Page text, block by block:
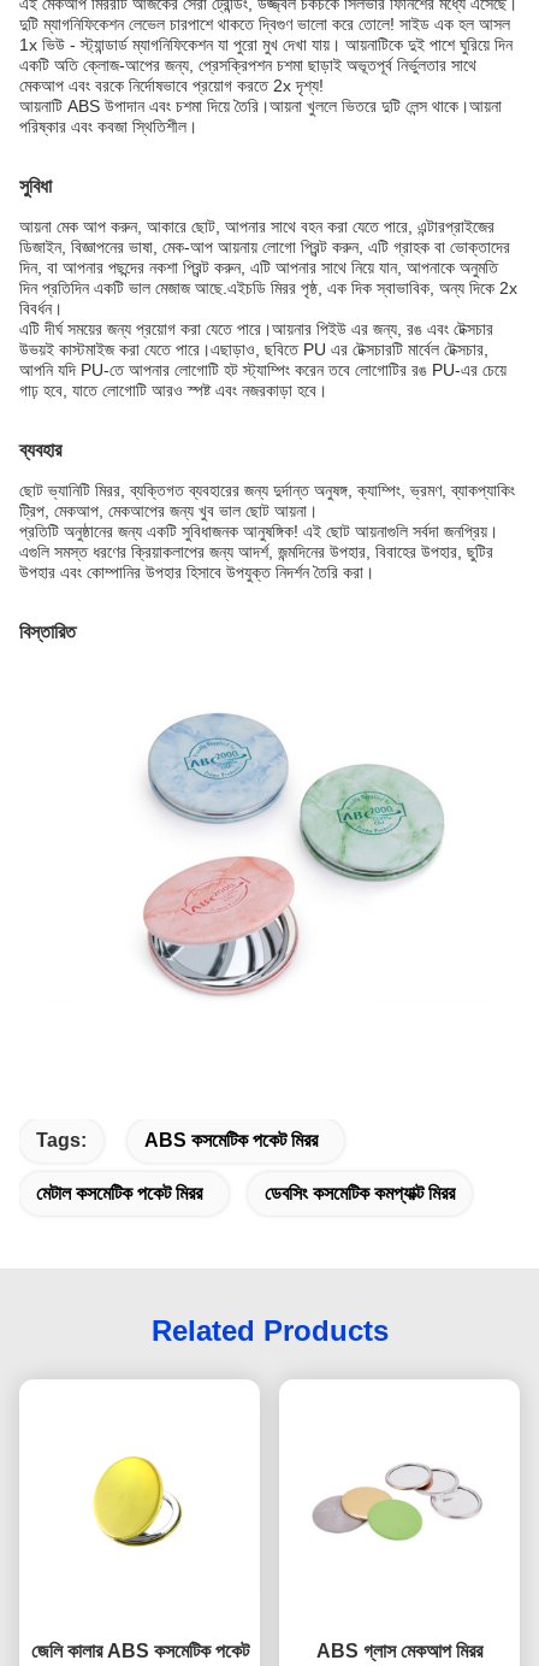
দুটি ম্যাগনিফিকেশন লেভেল চারপাশে থাকতে দ্বিগুণ ভালো করে তোলে! সাইড এক হল আসল
1x ভিউ - স্ট্যান্ডার্ড ম্যাগনিফিকেশন যা পুরো মুখ দেখা যায়। আয়নাটিকে দুই পাশে ঘুরিয়ে দিন
একটি অতি ক্লোজ-আপের জন্য, প্রেসক্রিপশন চশমা ছাড়াই অভূতপূর্ব নির্ভুলতার সাথে
মেকআপ এবং বরকে নির্দোষভাবে প্রয়োগ করতে 2x দৃশ্য!
আয়নাটি ABS উপাদান এবং চশমা দিয়ে তৈরি।আয়না খুললে ভিতরে দুটি লেন্স থাকে।আয়না
পরিষ্কার এবং কবজা স্থিতিশীল।
সুবিধা
আয়না মেক আপ করুন, আকারে ছোট, আপনার সাথে বহন করা যেতে পারে, এন্টারপ্রাইজের
ডিজাইন, বিজ্ঞাপনের ভাষা, মেক-আপ আয়নায় লোগো প্রিন্ট করুন, এটি গ্রাহক বা ভোক্তাদের
দিন, বা আপনার পছন্দের নকশা প্রিন্ট করুন, এটি আপনার সাথে নিয়ে যান, আপনাকে অনুমতি
দিন প্রতিদিন একটি ভাল মেজাজ আছে.এইচডি মিরর পৃষ্ঠ, এক দিক স্বাভাবিক, অন্য দিকে 2x
বিবর্ধন।
এটি দীর্ঘ সময়ের জন্য প্রয়োগ করা যেতে পারে।আয়নার পিইউ এর জন্য, রঙ এবং টেক্সচার
উভয়ই কাস্টমাইজ করা যেতে পারে।এছাড়াও, ছবিতে PU এর টেক্সচারটি মার্বেল টেক্সচার,
আপনি যদি PU-তে আপনার লোগোটি হট স্ট্যাম্পিং করেন তবে লোগোটির রঙ PU-এর চেয়ে
গাঢ় হবে, যাতে লোগোটি আরও স্পষ্ট এবং নজরকাড়া হবে।
ব্যবহার
ছোট ভ্যানিটি মিরর, ব্যক্তিগত ব্যবহারের জন্য দুর্দান্ত অনুষঙ্গ, ক্যাম্পিং, ভ্রমণ, ব্যাকপ্যাকিং
ট্রিপ, মেকআপ, মেকআপের জন্য খুব ভাল ছোট আয়না।
প্রতিটি অনুষ্ঠানের জন্য একটি সুবিধাজনক আনুষঙ্গিক! এই ছোট আয়নাগুলি সর্বদা জনপ্রিয়।
এগুলি সমস্ত ধরণের ক্রিয়াকলাপের জন্য আদর্শ, জন্মদিনের উপহার, বিবাহের উপহার, ছুটির
উপহার এবং কোম্পানির উপহার হিসাবে উপযুক্ত নিদর্শন তৈরি করা।
বিস্তারিত
Tags: ABS কসমেটিক পকেট মিরর
মেটাল কসমেটিক পকেট মিরর ডেবসিং কসমেটিক কমপ্যাক্ট মিরর
Related Products
জেলি কালার ABS কসমেটিক পকেট
ABS গ্লাস মেকআপ মিরর